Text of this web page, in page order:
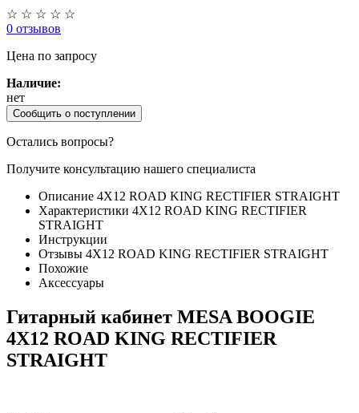
☆ ☆ ☆ ☆ ☆
0 отзывов
Цена по запросу
Наличие:
нет
Сообщить о поступлении
Остались вопросы?
Получите консультацию нашего специалиста
Описание 4X12 ROAD KING RECTIFIER STRAIGHT
Характеристики 4X12 ROAD KING RECTIFIER
STRAIGHT
Инструкции
Отзывы 4X12 ROAD KING RECTIFIER STRAIGHT
Похожие
Аксессуары
Гитарный кабинет MESA BOOGIE
4X12 ROAD KING RECTIFIER
STRAIGHT